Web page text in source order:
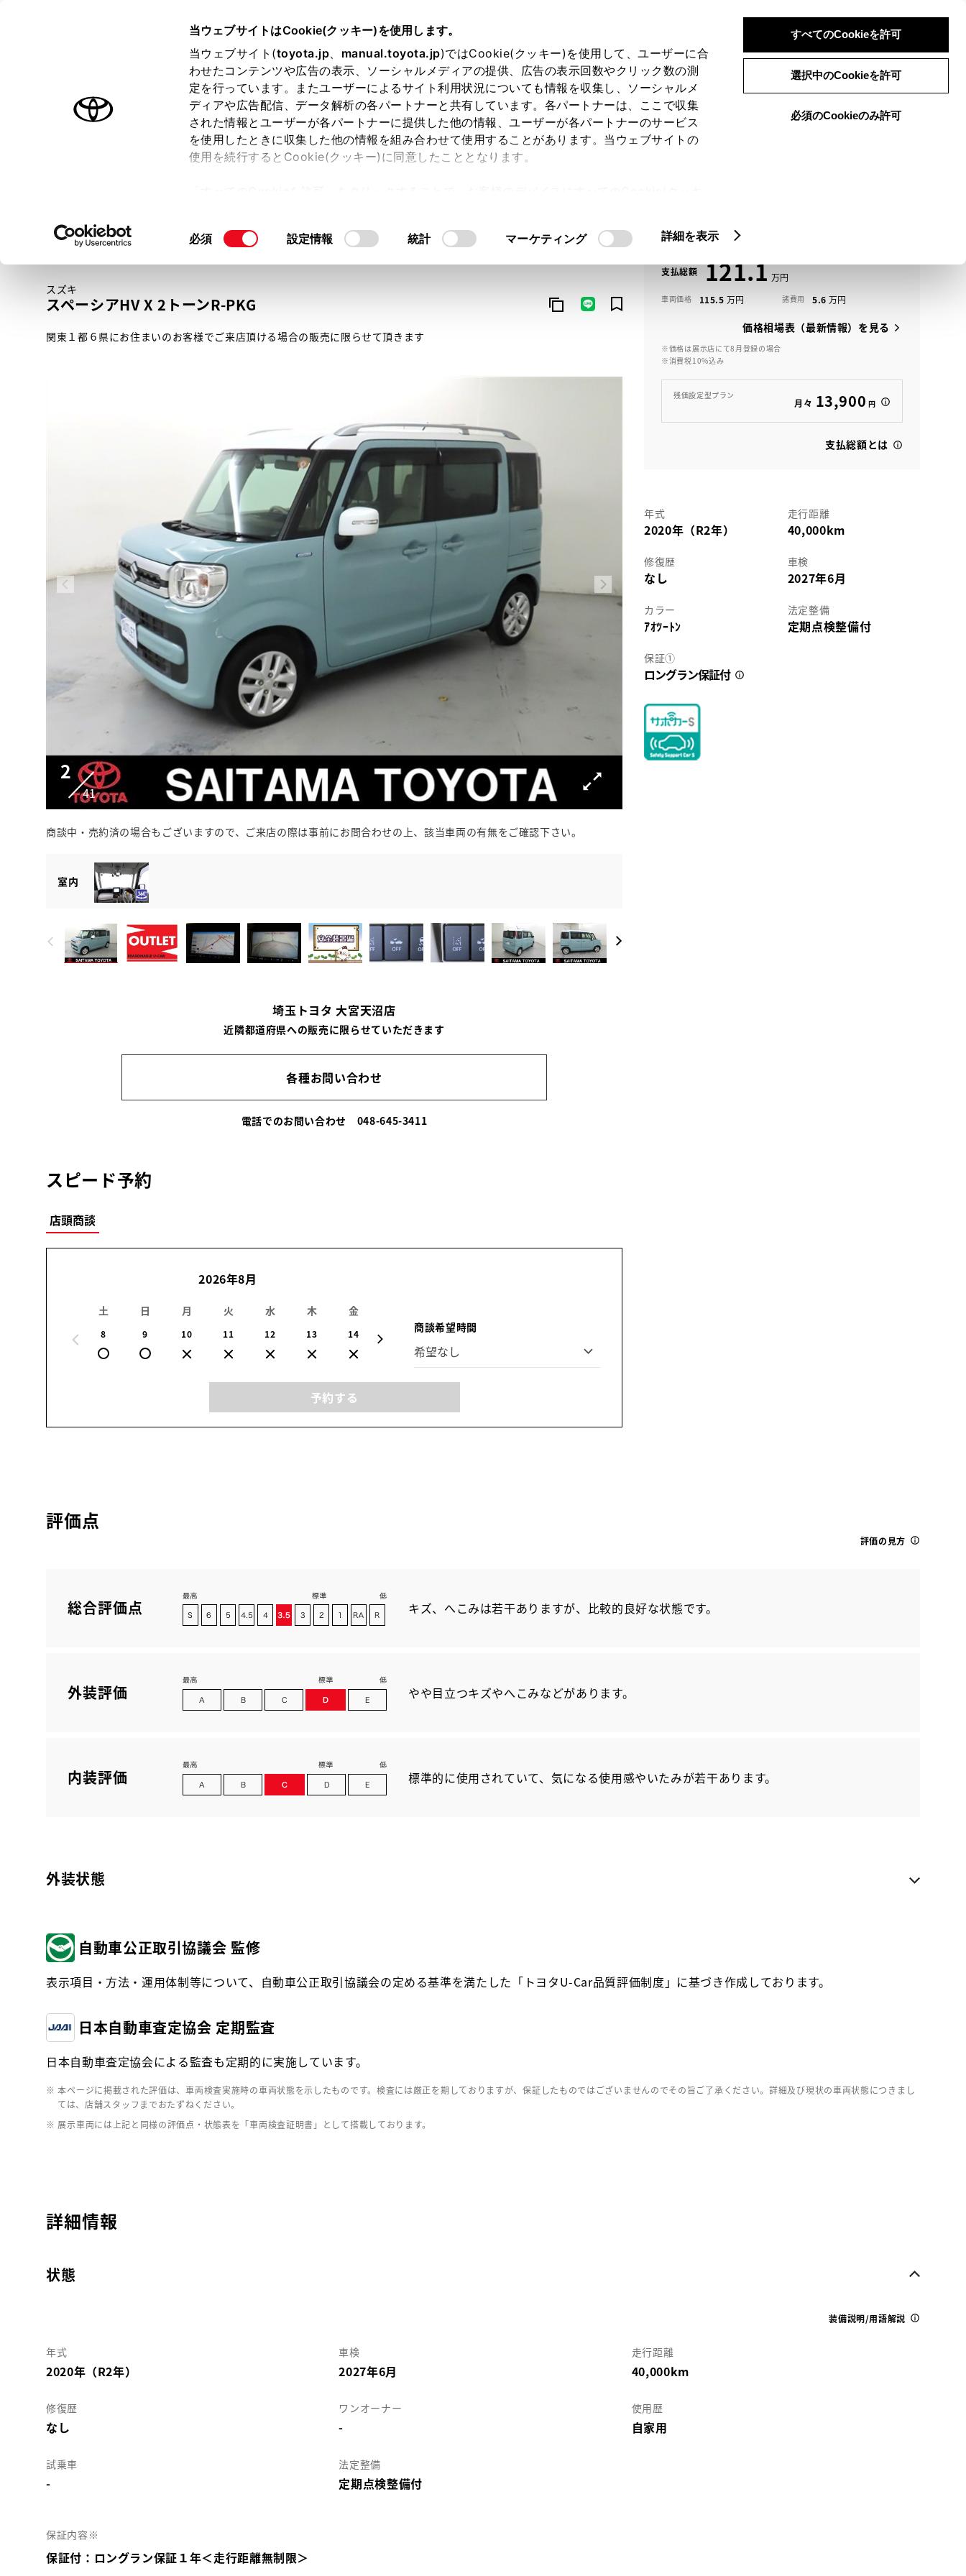
当ウェブサイトはCookie(クッキー)を使用します。
当ウェブサイト(toyota.jp、 manual.toyota.jp)ではCookie(クッキー)を使用して、ユーザーに合
わせたコンテンツや広告の表示、ソーシャルメディアの提供、広告の表示回数やクリック数の測
定を行っています。またユーザーによるサイト利用状況についても情報を収集し、ソーシャルメ
ディアや広告配信、データ解析の各パートナーと共有しています。各パートナーは、ここで収集
された情報とユーザーが各パートナーに提供した他の情報、ユーザーが各パートナーのサービス
を使用したときに収集した他の情報を組み合わせて使用することがあります。当ウェブサイトの
使用を続行するとCookie(クッキー)に同意したこととなります。
て」をご覧ください。
同
択
必須 設定情報 統計 マーケティング 詳細を表示
すべてのCookieを許可
選択中のCookieを許可
必須のCookieのみ許可
ログイン 検索 メニュー
オーナーサポート トピックス
トヨタ認定中古車 メニュー
トヨタ認定中古車の魅力 3つの買い方 オンライン購入お気に入り 保存した見積り
スズキ
スペーシアHV X 2トーンR-PKG
関東１都６県にお住まいのお客様でご来店頂ける場合の販売に限らせて頂きます
2
41
商談中・売約済の場合もございますので、ご来店の際は事前にお問合わせの上、該当車両の有無をご確認下さい。
室内
埼玉トヨタ 大宮天沼店
近隣都道府県への販売に限らせていただきます
各種お問い合わせ
電話でのお問い合わせ 048-645-3411
スピード予約
店頭商談
2026年8月
土
8
日
9
月
10
火
11
水
12
木
13
金
14 16 17
商談希望時間
予約する
支払総額 121.1
車両価格 115.5 諸費用 5.6
価格相場表（最新情報）を見る
※価格は展示店にて8月登録の場合
※消費税10%込み
残価設定型プラン
月々 13,900 円
支払総額とは
年式
2020年（R2年）
走行距離
40,000km
修復歴
なし
車検
2027年6月
カラー
ｱｵﾂｰﾄﾝ
法定整備
定期点検整備付
保証①
ロングラン保証付
評価点
評価の見方
総合評価点 キズ、へこみは若干ありますが、比較的良好な状態です。
外装評価 やや目立つキズやへこみなどがあります。
内装評価 標準的に使用されていて、気になる使用感やいたみが若干あります。
外装状態
自動車公正取引協議会 監修
表示項目・方法・運用体制等について、自動車公正取引協議会の定める基準を満たした「トヨタU-Car品質評価制度」に基づき作成しております。
日本自動車査定協会 定期監査
日本自動車査定協会による監査も定期的に実施しています。
※ 本ページに掲載された評価は、車両検査実施時の車両状態を示したものです。検査には厳正を期しておりますが、保証したものではございませんのでその旨ご了承ください。詳細及び現状の車両状態につきまし
ては、店舗スタッフまでおたずねください。
※ 展示車両には上記と同様の評価点・状態表を「車両検査証明書」として搭載しております。
詳細情報
状態
装備説明/用語解説
年式
2020年（R2年）
車検
2027年6月
走行距離
40,000km
修復歴
なし
ワンオーナー
-
使用歴
自家用
試乗車
-
法定整備
定期点検整備付
保証内容※
保証付：ロングラン保証１年＜走行距離無制限＞